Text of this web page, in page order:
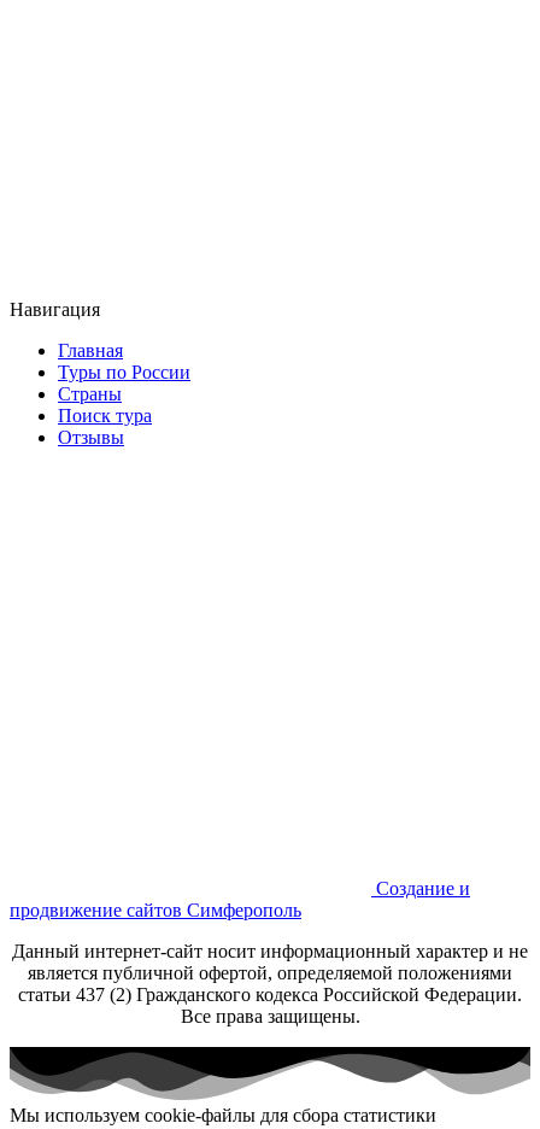
Навигация
Главная
Туры по России
Страны
Поиск тура
Отзывы
Создание и
продвижение сайтов Симферополь
Данный интернет-сайт носит информационный характер и не
является публичной офертой, определяемой положениями
статьи 437 (2) Гражданского кодекса Российской Федерации.
Все права защищены.
Мы используем cookie-файлы для сбора статистики